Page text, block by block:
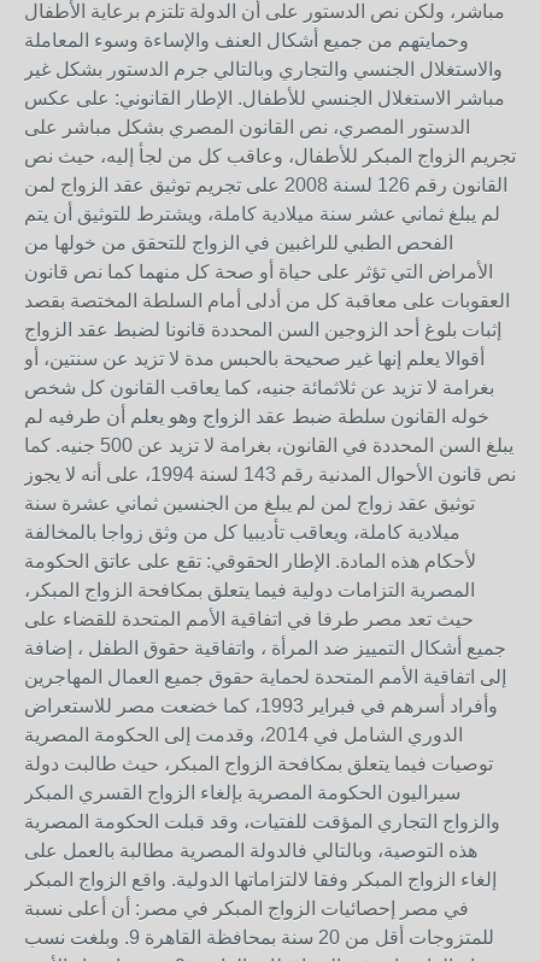
مباشر، ولكن نص الدستور على أن الدولة تلتزم برعاية الأطفال
وحمايتهم من جميع أشكال العنف والإساءة وسوء المعاملة
والاستغلال الجنسي والتجاري وبالتالي جرم الدستور بشكل غير
مباشر الاستغلال الجنسي للأطفال. الإطار القانوني: على عكس
الدستور المصري، نص القانون المصري بشكل مباشر على
تجريم الزواج المبكر للأطفال، وعاقب كل من لجأ إليه، حيث نص
القانون رقم 126 لسنة 2008 على تجريم توثيق عقد الزواج لمن
لم يبلغ ثماني عشر سنة ميلادية كاملة، ويشترط للتوثيق أن يتم
الفحص الطبي للراغبين في الزواج للتحقق من خولها من
الأمراض التي تؤثر على حياة أو صحة كل منهما كما نص قانون
العقوبات على معاقبة كل من أدلى أمام السلطة المختصة بقصد
إثبات بلوغ أحد الزوجين السن المحددة قانونا لضبط عقد الزواج
أقوالا يعلم إنها غير صحيحة بالحبس مدة لا تزيد عن سنتين، أو
بغرامة لا تزيد عن ثلاثمائة جنيه، كما يعاقب القانون كل شخص
خوله القانون سلطة ضبط عقد الزواج وهو يعلم أن طرفيه لم
يبلغ السن المحددة في القانون، بغرامة لا تزيد عن 500 جنيه. كما
نص قانون الأحوال المدنية رقم 143 لسنة 1994، على أنه لا يجوز
توثيق عقد زواج لمن لم يبلغ من الجنسين ثماني عشرة سنة
ميلادية كاملة، ويعاقب تأديبيا كل من وثق زواجا بالمخالفة
لأحكام هذه المادة. الإطار الحقوقي: تقع على عاتق الحكومة
المصرية التزامات دولية فيما يتعلق بمكافحة الزواج المبكر،
حيث تعد مصر طرفا في اتفاقية الأمم المتحدة للقضاء على
جميع أشكال التمييز ضد المرأة ، واتفاقية حقوق الطفل ، إضافة
إلى اتفاقية الأمم المتحدة لحماية حقوق جميع العمال المهاجرين
وأفراد أسرهم في فبراير 1993، كما خضعت مصر للاستعراض
الدوري الشامل في 2014، وقدمت إلى الحكومة المصرية
توصيات فيما يتعلق بمكافحة الزواج المبكر، حيث طالبت دولة
سيراليون الحكومة المصرية بإلغاء الزواج القسري المبكر
والزواج التجاري المؤقت للفتيات، وقد قبلت الحكومة المصرية
هذه التوصية، وبالتالي فالدولة المصرية مطالبة بالعمل على
إلغاء الزواج المبكر وفقا لالتزاماتها الدولية. واقع الزواج المبكر
في مصر إحصائيات الزواج المبكر في مصر: أن أعلى نسبة
للمتزوجات أقل من 20 سنة بمحافظة القاهرة 9. وبلغت نسب